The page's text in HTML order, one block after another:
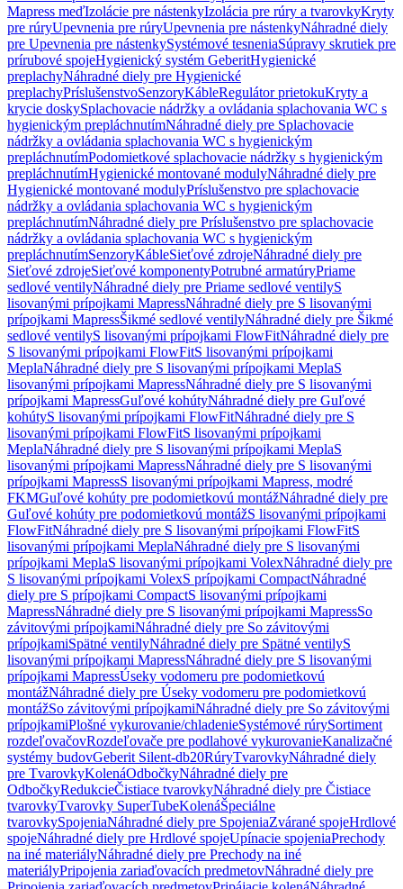
Mapress meďIzolácie pre nástenkyIzolácia pre rúry a tvarovkyKryty
pre rúryUpevnenia pre rúryUpevnenia pre nástenkyNáhradné diely
pre Upevnenia pre nástenkySystémové tesneniaSúpravy skrutiek pre
prírubové spojeHygienický systém GeberitHygienické
preplachyNáhradné diely pre Hygienické
preplachyPríslušenstvoSenzoryKábleRegulátor prietokuKryty a
krycie doskySplachovacie nádržky a ovládania splachovania WC s
hygienickým prepláchnutímNáhradné diely pre Splachovacie
nádržky a ovládania splachovania WC s hygienickým
prepláchnutímPodomietkové splachovacie nádržky s hygienickým
prepláchnutímHygienické montované modulyNáhradné diely pre
Hygienické montované modulyPríslušenstvo pre splachovacie
nádržky a ovládania splachovania WC s hygienickým
prepláchnutímNáhradné diely pre Príslušenstvo pre splachovacie
nádržky a ovládania splachovania WC s hygienickým
prepláchnutímSenzoryKábleSieťové zdrojeNáhradné diely pre
Sieťové zdrojeSieťové komponentyPotrubné armatúryPriame
sedlové ventilyNáhradné diely pre Priame sedlové ventilyS
lisovanými prípojkami MapressNáhradné diely pre S lisovanými
prípojkami MapressŠikmé sedlové ventilyNáhradné diely pre Šikmé
sedlové ventilyS lisovanými prípojkami FlowFitNáhradné diely pre
S lisovanými prípojkami FlowFitS lisovanými prípojkami
MeplaNáhradné diely pre S lisovanými prípojkami MeplaS
lisovanými prípojkami MapressNáhradné diely pre S lisovanými
prípojkami MapressGuľové kohútyNáhradné diely pre Guľové
kohútyS lisovanými prípojkami FlowFitNáhradné diely pre S
lisovanými prípojkami FlowFitS lisovanými prípojkami
MeplaNáhradné diely pre S lisovanými prípojkami MeplaS
lisovanými prípojkami MapressNáhradné diely pre S lisovanými
prípojkami MapressS lisovanými prípojkami Mapress, modré
FKMGuľové kohúty pre podomietkovú montážNáhradné diely pre
Guľové kohúty pre podomietkovú montážS lisovanými prípojkami
FlowFitNáhradné diely pre S lisovanými prípojkami FlowFitS
lisovanými prípojkami MeplaNáhradné diely pre S lisovanými
prípojkami MeplaS lisovanými prípojkami VolexNáhradné diely pre
S lisovanými prípojkami VolexS prípojkami CompactNáhradné
diely pre S prípojkami CompactS lisovanými prípojkami
MapressNáhradné diely pre S lisovanými prípojkami MapressSo
závitovými prípojkamiNáhradné diely pre So závitovými
prípojkamiSpätné ventilyNáhradné diely pre Spätné ventilyS
lisovanými prípojkami MapressNáhradné diely pre S lisovanými
prípojkami MapressÚseky vodomeru pre podomietkovú
montážNáhradné diely pre Úseky vodomeru pre podomietkovú
montážSo závitovými prípojkamiNáhradné diely pre So závitovými
prípojkamiPlošné vykurovanie/chladenieSystémové rúrySortiment
rozdeľovačovRozdeľovače pre podlahové vykurovanieKanalizačné
systémy budovGeberit Silent-db20RúryTvarovkyNáhradné diely
pre TvarovkyKolenáOdbočkyNáhradné diely pre
OdbočkyRedukcieČistiace tvarovkyNáhradné diely pre Čistiace
tvarovkyTvarovky SuperTubeKolenáŠpeciálne
tvarovkySpojeniaNáhradné diely pre SpojeniaZvárané spojeHrdlové
spojeNáhradné diely pre Hrdlové spojeUpínacie spojeniaPrechody
na iné materiályNáhradné diely pre Prechody na iné
materiályPripojenia zariaďovacích predmetovNáhradné diely pre